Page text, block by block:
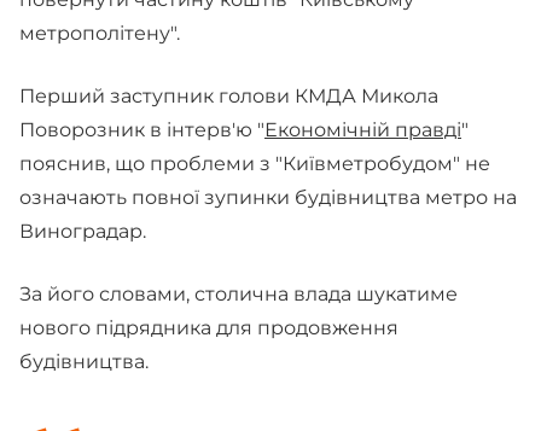
метрополітену".
Перший заступник голови КМДА Микола
Поворозник в інтерв'ю "Економічній правді"
пояснив, що проблеми з "Київметробудом" не
означають повної зупинки будівництва метро на
Виноградар.
За його словами, столична влада шукатиме
нового підрядника для продовження
будівництва.